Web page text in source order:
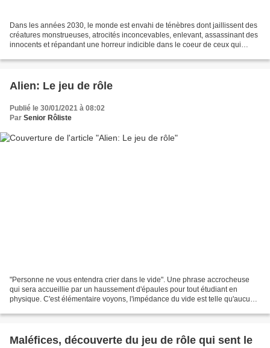
Dans les années 2030, le monde est envahi de ténèbres dont jaillissent des
créatures monstrueuses, atrocités inconcevables, enlevant, assassinant des
innocents et répandant une horreur indicible dans le coeur de ceux qui
Alien: Le jeu de rôle
Publié le 30/01/2021 à 08:02
Par Senior Rôliste
"Personne ne vous entendra crier dans le vide". Une phrase accrocheuse
qui sera accueillie par un haussement d'épaules pour tout étudiant en
physique. C'est élémentaire voyons, l'impédance du vide est telle qu'aucune
Maléfices, découverte du jeu de rôle qui sent le